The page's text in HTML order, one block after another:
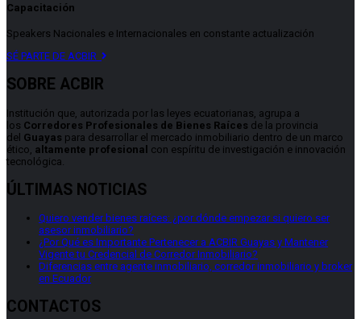
Capacitación
Speakers Nacionales e Internacionales en constante actualización
SÉ PARTE DE ACBIR
SOBRE ACBIR
Institución que, autorizada por las leyes ecuatorianas, agrupa a
los Corredores Profesionales de Bienes Raíces de la provincia
del Guayas para desarrollar el mercado inmobiliario dentro de un marco
ético, altamente profesional con espíritu de investigación e innovación
tecnológica.
ÚLTIMAS NOTICIAS
Quiero vender bienes raíces: ¿por dónde empezar si quiero ser
asesor inmobiliario?
¿Por Qué es Importante Pertenecer a ACBIR Guayas y Mantener
Vigente tu Credencial de Corredor Inmobiliario?
Diferencias entre agente inmobiliario, corredor inmobiliario y broker
en Ecuador
CONTACTOS